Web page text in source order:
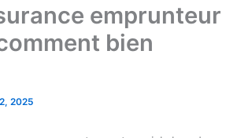
emprunteur
bien
2025